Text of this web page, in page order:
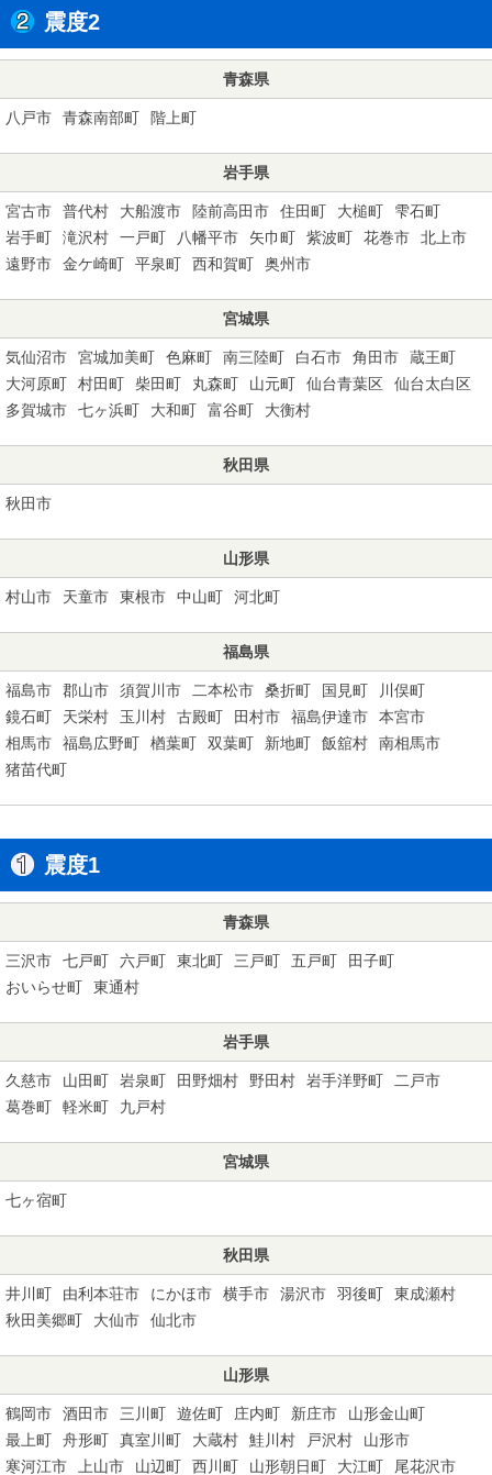
震度2
青森県
八戸市 青森南部町 階上町
岩手県
宮古市 普代村 大船渡市 陸前高田市 住田町 大槌町
雫石町
岩手町
滝沢村 一戸町 八幡平市 矢巾町 紫波町 花巻市
北上市
遠野市
金ケ崎町 平泉町 西和賀町 奥州市
宮城県
気仙沼市 宮城加美町 色麻町 南三陸町 白石市 角田市
蔵王町
大河原町
村田町 柴田町 丸森町 山元町 仙台青葉区
仙台太白区
多賀城市
七ヶ浜町 大和町 富谷町 大衡村
秋田県
秋田市
山形県
村山市 天童市 東根市 中山町 河北町
福島県
福島市 郡山市 須賀川市 二本松市 桑折町 国見町
川俣町
鏡石町
天栄村 玉川村 古殿町 田村市 福島伊達市
本宮市
相馬市
福島広野町 楢葉町 双葉町 新地町 飯舘村
南相馬市
猪苗代町
震度1
青森県
三沢市 七戸町 六戸町 東北町 三戸町 五戸町
田子町
おいらせ町
東通村
岩手県
久慈市 山田町 岩泉町 田野畑村 野田村 岩手洋野町
二戸市
葛巻町
軽米町 九戸村
宮城県
七ヶ宿町
秋田県
井川町 由利本荘市 にかほ市 横手市 湯沢市 羽後町
東成瀬村
秋田美郷町
大仙市 仙北市
山形県
鶴岡市 酒田市 三川町 遊佐町 庄内町 新庄市
山形金山町
最上町
舟形町 真室川町 大蔵村 鮭川村 戸沢村
山形市
寒河江市
上山市 山辺町 西川町 山形朝日町 大江町 尾花沢市